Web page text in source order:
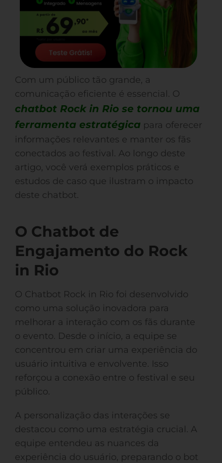
Com um público tão grande, a
comunicação eficiente é essencial. O
chatbot Rock in Rio se tornou uma
ferramenta estratégica para oferecer
informações relevantes e manter os fãs
conectados ao festival. Ao longo deste
artigo, você verá exemplos práticos e
estudos de caso que ilustram o impacto
deste chatbot.
O Chatbot de
Engajamento do Rock
in Rio
O Chatbot Rock in Rio foi desenvolvido
como uma solução inovadora para
melhorar a interação com os fãs durante
o evento. Desde o início, a equipe se
concentrou em criar uma experiência do
usuário intuitiva e envolvente. Isso
reforçou a conexão entre o festival e seu
público.
A personalização das interações se
destacou como uma estratégia crucial. A
equipe entendeu as nuances da
experiência do usuário, preparando o bot